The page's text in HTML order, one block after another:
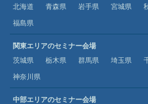
北海道
青森県 岩手県 宮城県
福島県
関東エリアのセミナー会場
茨城県
栃木県 群馬県 埼玉県
神奈川県
中部エリアのセミナー会場